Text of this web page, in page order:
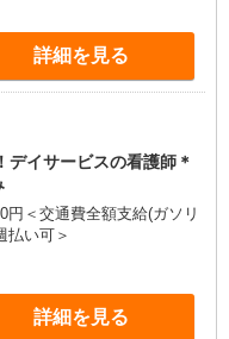
詳細を見る
デイサービスの看護師＊
円＜交通費全額支給(ガソリ
払い可＞
詳細を見る